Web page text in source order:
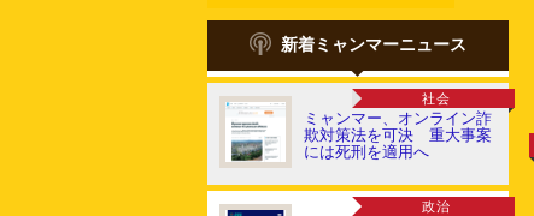
新着ミャンマーニュース
社会
ミャンマー、オンライン詐
欺対策法を可決 重大事案
には死刑を適用へ
政治